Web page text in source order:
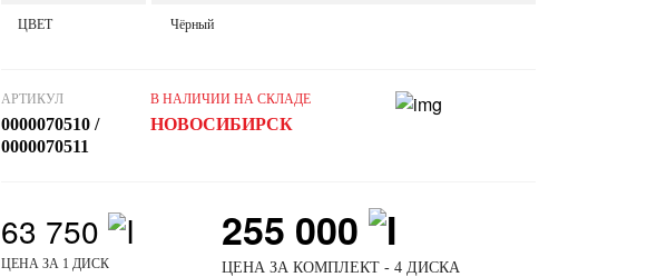
ЦВЕТ Чёрный
АРТИКУЛ
0000070510 /
0000070511
В НАЛИЧИИ НА СКЛАДЕ
НОВОСИБИРСК
63 750
ЦЕНА ЗА 1 ДИСК
255 000
ЦЕНА ЗА КОМПЛЕКТ - 4 ДИСКА